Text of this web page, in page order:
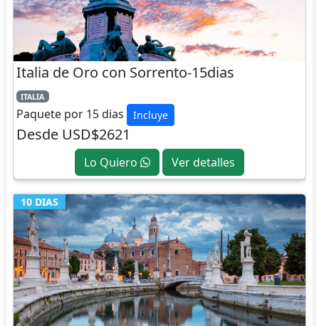
Italia de Oro con Sorrento-15dias
ITALIA
Paquete por 15 dias Incluye
Desde USD$2621
Lo Quiero Ver detalles
10 DIAS